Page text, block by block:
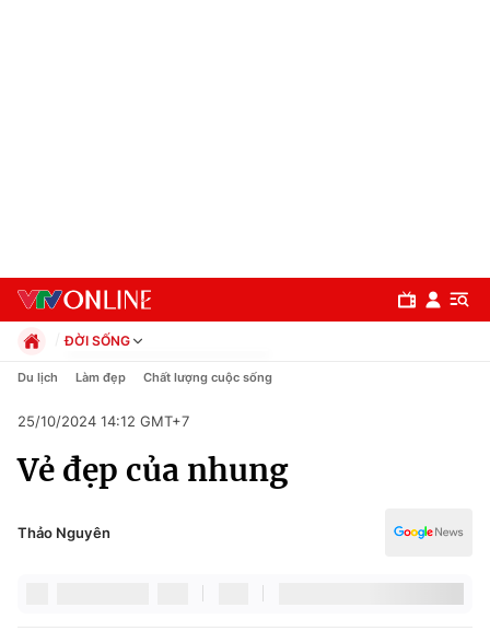
Chuyên mục
Chính trị
ĐỜI SỐNG
Chính trị
Pháp luật
Kinh tế
Thể thao
Văn hóa - Giải trí
Du lịch Làm đẹp Chất lượng cuộc sống
25/10/2024 14:12 GMT+7
Vẻ đẹp của nhung
Thảo Nguyên